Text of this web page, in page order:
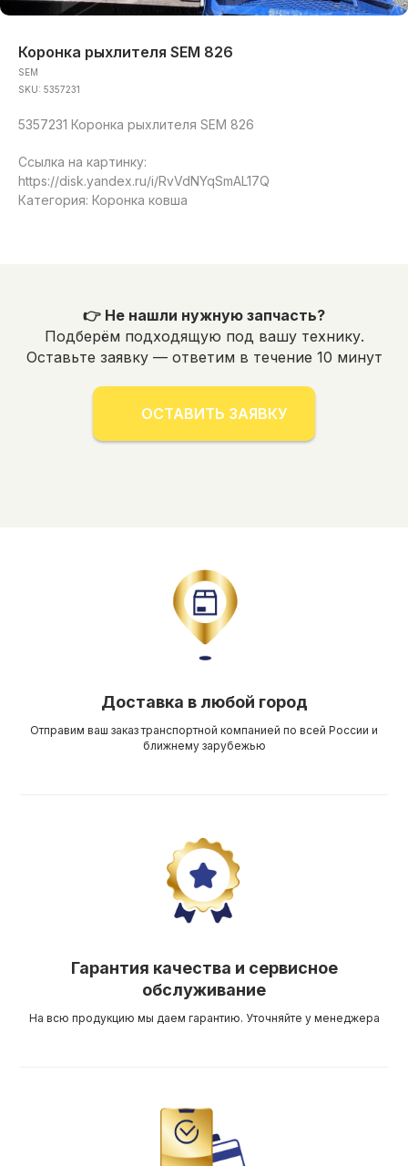
Коронка рыхлителя SEM 826
SEM
SKU: 5357231
5357231 Коронка рыхлителя SEM 826
Ссылка на картинку:
https://disk.yandex.ru/i/RvVdNYqSmAL17Q
Категория: Коронка ковша
👉 Не нашли нужную запчасть?
Подберём подходящую под вашу технику.
Оставьте заявку — ответим в течение 10 минут
ОСТАВИТЬ ЗАЯВКУ
Доставка в любой город
Отправим ваш заказ транспортной компанией по всей России и
ближнему зарубежью
Гарантия качества и сервисное
обслуживание
На всю продукцию мы даем гарантию. Уточняйте у менеджера